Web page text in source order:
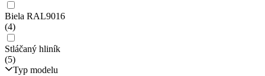
Biela RAL9016
(4)
Stláčaný hliník
(5)
Typ modelu